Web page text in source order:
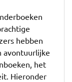
hebben
avontuurlijke
het
Hieronder